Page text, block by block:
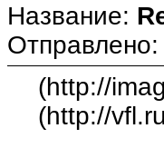
Название:
Отправлено:
(http://
(http://